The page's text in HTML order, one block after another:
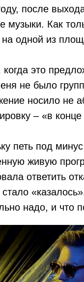
после
музыки. Как
на одной из
это
не было
носило не
– «в конце
петь под
живую
ответить
стало
надо, и что